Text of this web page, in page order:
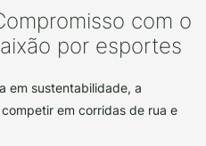
com o
por esportes
em sustentabilidade, a
em corridas de rua e